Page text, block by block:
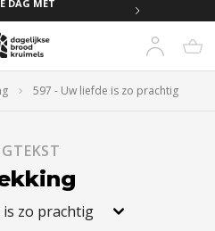
DAG MET
597 - Uw liefde is zo prachtig
is zo prachtig